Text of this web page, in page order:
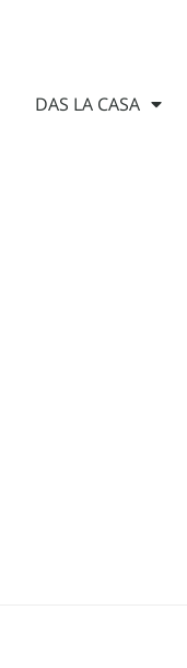
DAS LA CASA